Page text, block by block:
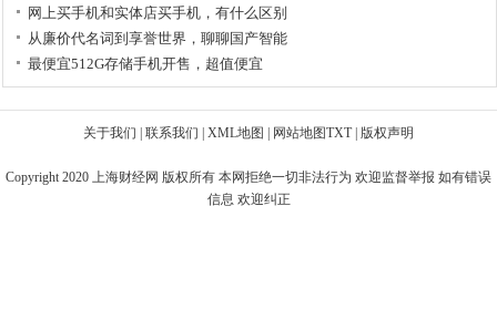
网上买手机和实体店买手机，有什么区别
从廉价代名词到享誉世界，聊聊国产智能
最便宜512G存储手机开售，超值便宜
关于我们 联系我们 XML地图 网站地图TXT| 版权声明
Copyright 2020 上海财经网 版权所有 本网拒绝一切非法行为 欢迎监督举报 如有错误
信息 欢迎纠正